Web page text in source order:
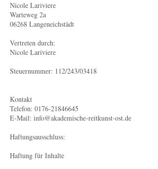
Nicole Lariviere
Warteweg 2a
06268 Langeneichstädt
Vertreten durch:
Nicole Lariviere
Steuernummer: 112/243/03418
Kontakt
Telefon: 0176-21846645
E-Mail: info@akademische-reitkunst-ost.de
Haftungsausschluss:
Haftung für Inhalte